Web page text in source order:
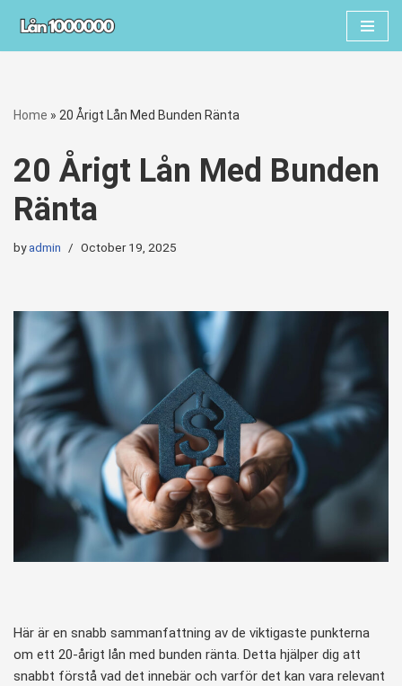
Skip
Home » 20 Årigt Lån Med Bunden Ränta
20 Årigt Lån Med Bunden
Ränta
byadmin October 19, 2025
Här är en snabb sammanfattning av de viktigaste punkterna
om ett 20-årigt lån med bunden ränta. Detta hjälper dig att
snabbt förstå vad det innebär och varför det kan vara relevant